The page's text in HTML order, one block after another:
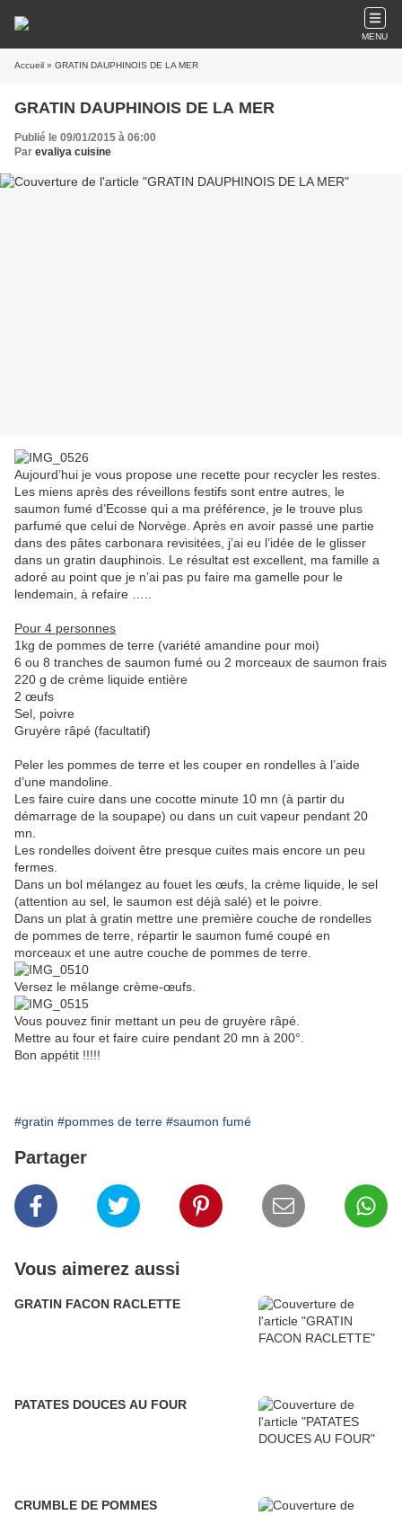
MENU
Accueil » GRATIN DAUPHINOIS DE LA MER
GRATIN DAUPHINOIS DE LA MER
Publié le 09/01/2015 à 06:00
Par evaliya cuisine
Aujourd’hui je vous propose une recette pour recycler les restes.
Les miens après des réveillons festifs sont entre autres, le
saumon fumé d’Ecosse qui a ma préférence, je le trouve plus
parfumé que celui de Norvège. Après en avoir passé une partie
dans des pâtes carbonara revisitées, j’ai eu l’idée de le glisser
dans un gratin dauphinois. Le résultat est excellent, ma famille a
adoré au point que je n’ai pas pu faire ma gamelle pour le
lendemain, à refaire …..
Pour 4 personnes
1kg de pommes de terre (variété amandine pour moi)
6 ou 8 tranches de saumon fumé ou 2 morceaux de saumon frais
220 g de crème liquide entière
2 œufs
Sel, poivre
Gruyère râpé (facultatif)
Peler les pommes de terre et les couper en rondelles à l’aide
d’une mandoline.
Les faire cuire dans une cocotte minute 10 mn (à partir du
démarrage de la soupape) ou dans un cuit vapeur pendant 20
mn.
Les rondelles doivent être presque cuites mais encore un peu
fermes.
Dans un bol mélangez au fouet les œufs, la crème liquide, le sel
(attention au sel, le saumon est déjà salé) et le poivre.
Dans un plat à gratin mettre une première couche de rondelles
de pommes de terre, répartir le saumon fumé coupé en
morceaux et une autre couche de pommes de terre.
Versez le mélange crème-œufs.
Vous pouvez finir mettant un peu de gruyère râpé.
Mettre au four et faire cuire pendant 20 mn à 200°.
Bon appétit !!!!!
#gratin #pommes de terre #saumon fumé
Partager
Vous aimerez aussi
GRATIN FACON RACLETTE
PATATES DOUCES AU FOUR
CRUMBLE DE POMMES